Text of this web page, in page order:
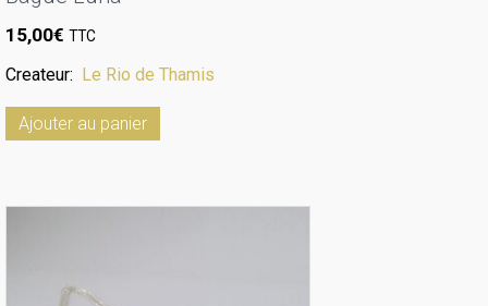
15,00€ TTC
Createur: Le Rio de Thamis
Ajouter au panier